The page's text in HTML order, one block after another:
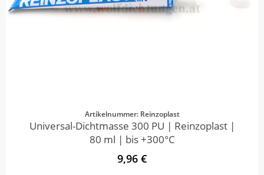
Artikelnummer: Reinzoplast
Universal-Dichtmasse 300 PU | Reinzoplast |
80 ml | bis +300°C
9,96 €